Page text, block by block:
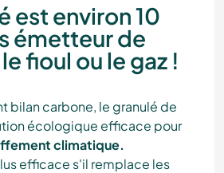
est environ 10
émetteur de
fioul ou le gaz !
bilan carbone, le granulé de
écologique efficace pour
climatique.
efficace s'il remplace les